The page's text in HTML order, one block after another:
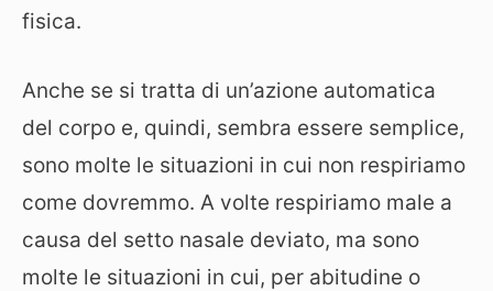
fisica.
Anche se si tratta di un’azione automatica
del corpo e, quindi, sembra essere semplice,
sono molte le situazioni in cui non respiriamo
come dovremmo. A volte respiriamo male a
causa del setto nasale deviato, ma sono
molte le situazioni in cui, per abitudine o